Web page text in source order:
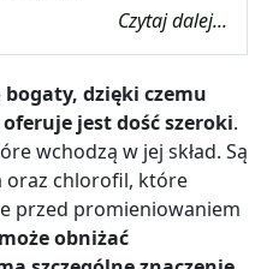
Czytaj dalej...
dzięki czemu
jest dość szeroki.
wchodzą w jej skład. Są
oraz chlorofil, które
przed promieniowaniem
obniżać